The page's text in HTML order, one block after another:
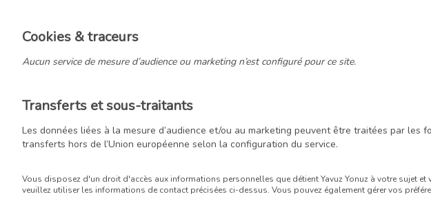
Cookies & traceurs
Aucun service de mesure d’audience ou marketing n’est configuré pour ce site.
Transferts et sous-traitants
Les données liées à la mesure d’audience et/ou au marketing peuvent être traitées par
transferts hors de l’Union européenne selon la configuration du service.
Vous disposez d'un droit d'accès aux informations personnelles que détientYavuz Yonuz à votre sujet et
veuillez utiliser les informations de contact précisées ci-dessus. Vous pouvez également gérer vos